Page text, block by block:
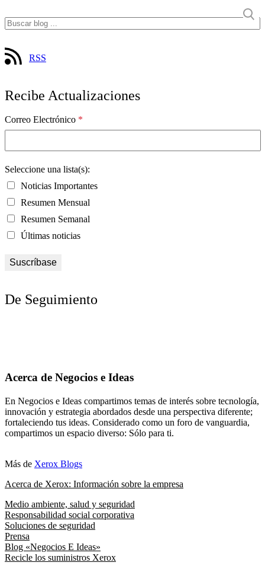
RSS
Recibe Actualizaciones
Correo Electrónico *
Seleccione una lista(s):
Noticias Importantes
Resumen Mensual
Resumen Semanal
Últimas noticias
De Seguimiento
Acerca de Negocios e Ideas
En Negocios e Ideas compartimos temas de interés sobre tecnología,
innovación y estrategia abordados desde una perspectiva diferente;
fortaleciendo tus ideas. Considerado como un foro de vanguardia,
compartimos un espacio diverso: Sólo para ti.
Más de Xerox Blogs
Acerca de Xerox: Información sobre la empresa
Medio ambiente, salud y seguridad
Responsabilidad social corporativa
Soluciones de seguridad
Prensa
Blog «Negocios E Ideas»
Recicle los suministros Xerox